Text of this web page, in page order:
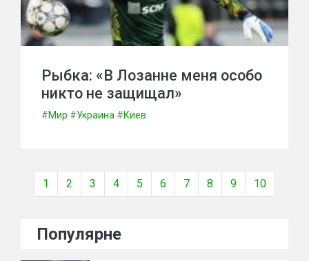
Рыбка: «В Лозанне меня особо
никто не защищал»
#Мир #Украина #Киев
1 2 3 4 5 6 7 8 9 10
Популярне